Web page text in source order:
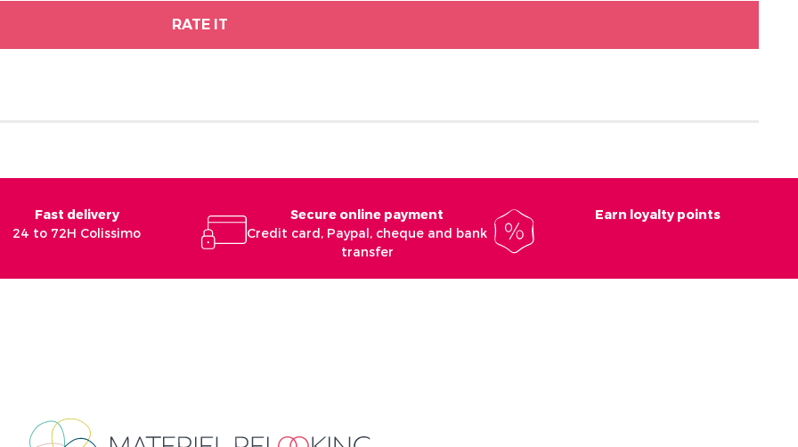
RATE IT
Fast delivery
24 to 72H Colissimo
Secure online payment
Credit card, Paypal, cheque and bank
transfer
Earn loyalty points